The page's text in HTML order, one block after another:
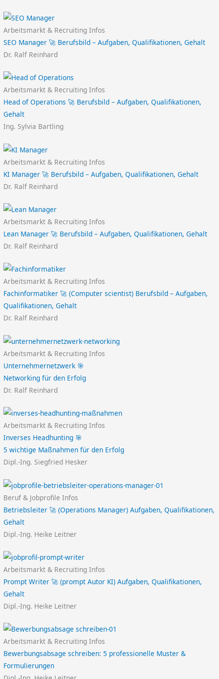
Arbeitsmarkt & Recruiting Infos
SEO Manager 🚀 Berufsbild – Aufgaben, Qualifikationen, Gehalt
Dr. Ralf Reinhard
Arbeitsmarkt & Recruiting Infos
Head of Operations 🚀 Berufsbild – Aufgaben, Qualifikationen,
Gehalt
Ing. Sylvia Bartling
Arbeitsmarkt & Recruiting Infos
KI Manager 🚀 Berufsbild – Aufgaben, Qualifikationen, Gehalt
Dr. Ralf Reinhard
Arbeitsmarkt & Recruiting Infos
Lean Manager 🚀 Berufsbild – Aufgaben, Qualifikationen, Gehalt
Dr. Ralf Reinhard
Arbeitsmarkt & Recruiting Infos
Fachinformatiker 🚀 (Computer scientist) Berufsbild – Aufgaben,
Qualifikationen, Gehalt
Dr. Ralf Reinhard
Arbeitsmarkt & Recruiting Infos
Unternehmernetzwerk 🎯
Networking für den Erfolg
Dr. Ralf Reinhard
Arbeitsmarkt & Recruiting Infos
Inverses Headhunting 🎯
5 wichtige Maßnahmen für den Erfolg
Dipl.-Ing. Siegfried Hesker
Beruf & Jobprofile Infos
Betriebsleiter 🚀 (Operations Manager) Aufgaben, Qualifikationen,
Gehalt
Dipl.-Ing. Heike Leitner
Arbeitsmarkt & Recruiting Infos
Prompt Writer 🚀 (prompt Autor KI) Aufgaben, Qualifikationen,
Gehalt
Dipl.-Ing. Heike Leitner
Arbeitsmarkt & Recruiting Infos
Bewerbungsabsage schreiben: 5 professionelle Muster &
Formulierungen